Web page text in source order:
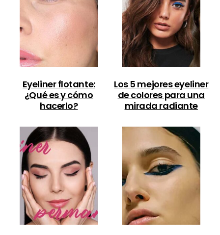
Eyeliner flotante:
¿Qué es y cómo
hacerlo?
Los 5 mejores eyeliner
de colores para una
mirada radiante